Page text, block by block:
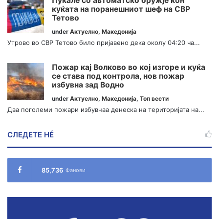
куќата на поранешниот шеф на СВР
Тетово
under Актуелно, Македонија
Утрово во СВР Тетово било пријавено дека околу 04:20 ча...
Пожар кај Волково во кој изгоре и куќа
се става под контрола, нов пожар
избувна зад Водно
under Актуелно, Македонија, Топ вести
Два поголеми пожари избувнаа денеска на територијата на...
СЛЕДЕТЕ НÉ
85,736 Фанови